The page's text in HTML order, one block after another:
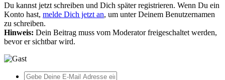
Du kannst jetzt schreiben und Dich später registrieren. Wenn Du ein
Konto hast, melde Dich jetzt an, um unter Deinem Benutzernamen
zu schreiben.
Hinweis: Dein Beitrag muss vom Moderator freigeschaltet werden,
bevor er sichtbar wird.